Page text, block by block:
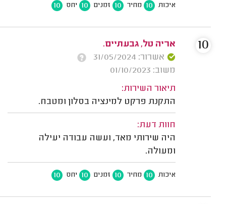
איכות 10 מחיר 10 זמנים 10 יחס 10
אריה טל, גבעתיים.
אשרור: 31/05/2024
משוב: 01/10/2023
תיאור השירות:
התקנת פרקט למינציה בסלון ומטבח.
חוות דעת:
היה שירותי מאד, ועשה עבודה יעילה
ומעולה.
איכות 10 מחיר 10 זמנים 10 יחס 10
10